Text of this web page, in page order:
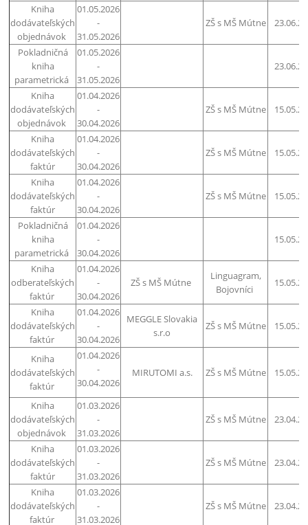
Kniha
dodávateľských
objednávok
01.05.2026
-
31.05.2026
ZŠ s MŠ Mútne
Pokladničná
kniha
parametrická
01.05.2026
-
31.05.2026
Kniha
dodávateľských
objednávok
01.04.2026
-
30.04.2026
ZŠ s MŠ Mútne
Kniha
dodávateľských
faktúr
01.04.2026
-
30.04.2026
ZŠ s MŠ Mútne
Kniha
dodávateľských
faktúr
01.04.2026
-
30.04.2026
ZŠ s MŠ Mútne
Pokladničná
kniha
parametrická
01.04.2026
-
30.04.2026
Kniha
odberateľských
faktúr
01.04.2026
-
30.04.2026
ZŠ s MŠ Mútne
Linguagram,
Bojovníci
Kniha
dodávateľských
faktúr
01.04.2026
-
30.04.2026
MEGGLE Slovakia
s.r.o
ZŠ s MŠ Mútne
Kniha
dodávateľských
faktúr
01.04.2026
-
30.04.2026
MIRUTOMI a.s. ZŠ s MŠ Mútne
Kniha
dodávateľských
objednávok
01.03.2026
-
31.03.2026
ZŠ s MŠ Mútne
Kniha
dodávateľských
faktúr
01.03.2026
-
31.03.2026
ZŠ s MŠ Mútne
Kniha
dodávateľských
faktúr
01.03.2026
-
31.03.2026
ZŠ s MŠ Mútne